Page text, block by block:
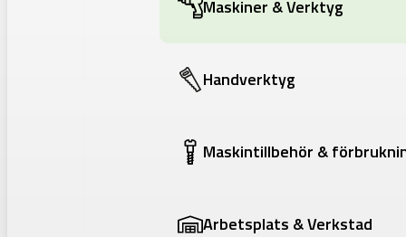
Maskiner & Verktyg
Handverktyg
Maskintillbehör &
Arbetsplats & Verkstad